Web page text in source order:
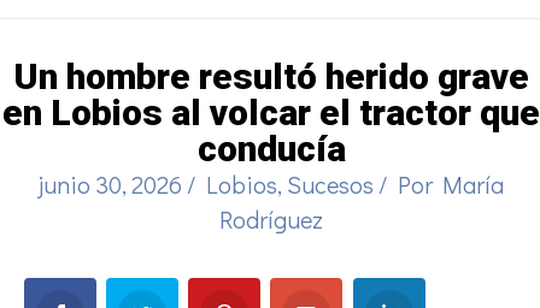
Un hombre resultó herido grave
en Lobios al volcar el tractor que
conducía
junio 30, 2026 / Lobios, Sucesos / Por María
Rodríguez